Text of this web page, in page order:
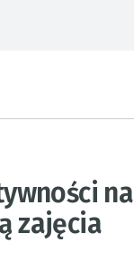
na
zajęcia